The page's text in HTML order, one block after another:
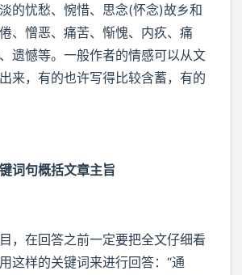
的忧愁、惋惜、思念(怀念)故乡和
、憎恶、痛苦、惭愧、内疚、痛
遗憾等。一般作者的情感可以从文
来，有的也许写得比较含蓄，有的
词句概括文章主旨
在回答之前一定要把全文仔细看
这样的关键词来进行回答：“通